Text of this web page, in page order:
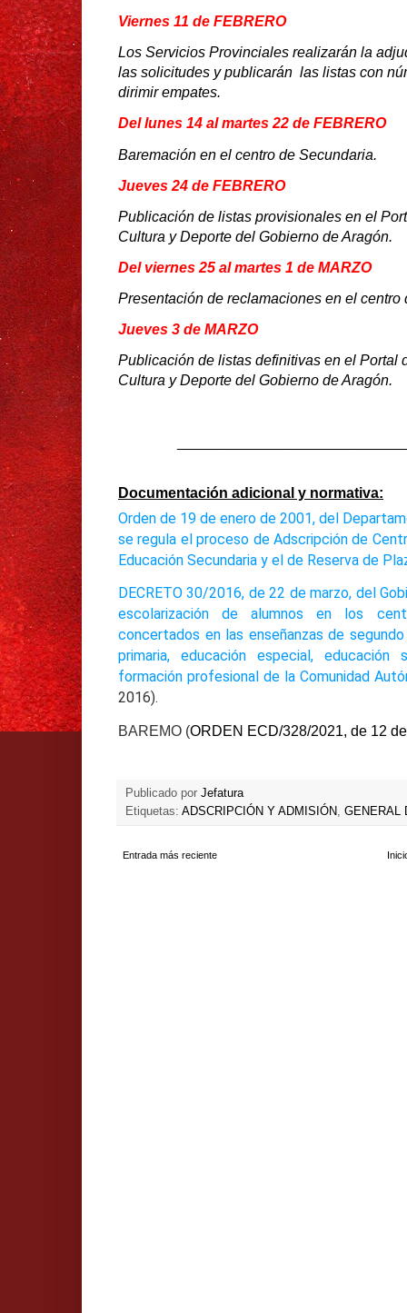
Viernes 11 de FEBRERO
Los Servicios Provinciales realizarán la
las solicitudes y publicarán las listas con
dirimir empates.
Del lunes 14 al martes 22 de FEBRERO
Baremación en el centro de Secundaria.
Jueves 24 de FEBRERO
Publicación de listas provisionales en el
Cultura y Deporte del Gobierno de Aragón.
Del viernes 25 al martes 1 de MARZO
Presentación de reclamaciones en el centro
Jueves 3 de MARZO
Publicación de listas definitivas en el Portal
Cultura y Deporte del Gobierno de Aragón.
Documentación adicional y normativa:
Orden de 19 de enero de 2001, del
se regula el proceso de Adscripción de
Educación Secundaria y el de Reserva de
DECRETO 30/2016, de 22 de marzo, del
escolarización de alumnos en los
concertados en las enseñanzas de
primaria, educación especial, educación
formación profesional de la Comunidad
2016).
BAREMO (ORDEN ECD/328/2021, de 12
Publicado por Jefatura
Etiquetas: ADSCRIPCIÓN Y ADMISIÓN, GENERAL
Entrada más reciente